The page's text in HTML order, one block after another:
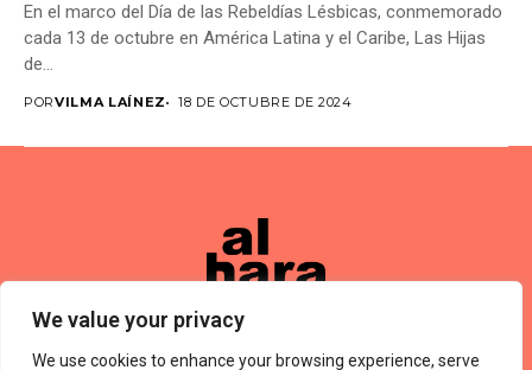
We value your privacy
We use cookies to enhance your browsing experience, serve
En el marco del Día de las Rebeldías Lésbicas, conmemorado
cada 13 de octubre en América Latina y el Caribe, Las Hijas
de...
PORVILMA LAÍNEZ 18 DE OCTUBRE DE 2024
Términos De UsoAbout UsPolítica De Privacidad